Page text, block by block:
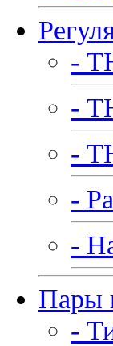
-
-
-
-
-
Пары
-